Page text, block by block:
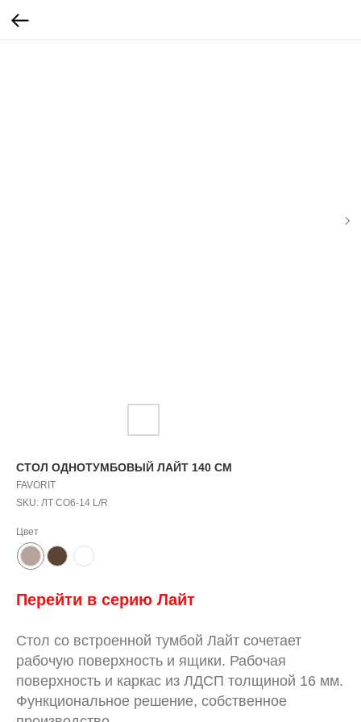
СТОЛ ОДНОТУМБОВЫЙ ЛАЙТ 140 СМ
FAVORIT
SKU: ЛТ СО6-14 L/R
Цвет
Перейти в серию Лайт
Стол со встроенной тумбой Лайт сочетает
рабочую поверхность и ящики. Рабочая
поверхность и каркас из ЛДСП толщиной 16 мм.
Функциональное решение, собственное